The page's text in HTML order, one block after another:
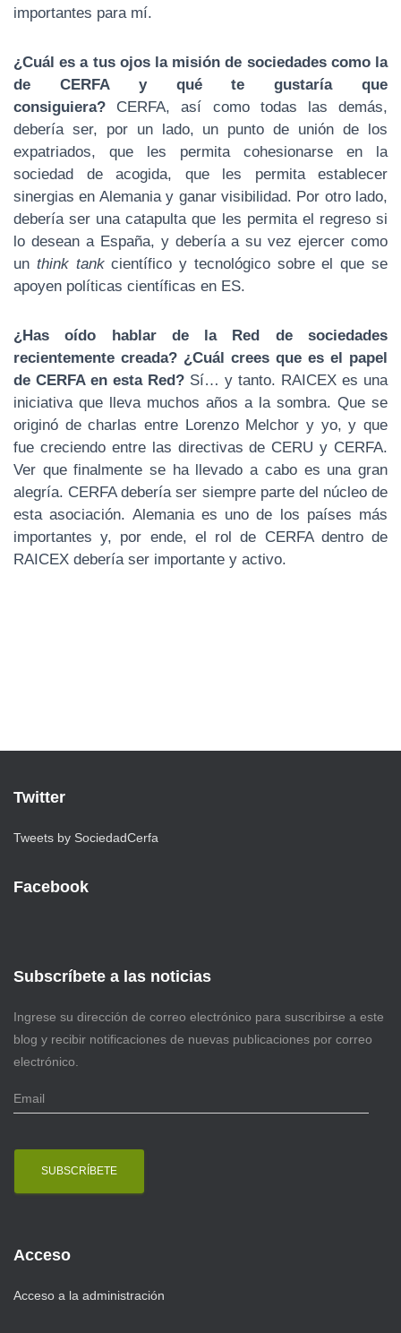
importantes para mí.
¿Cuál es a tus ojos la misión de sociedades como la
de CERFA y qué te gustaría que
consiguiera? CERFA, así como todas las demás,
debería ser, por un lado, un punto de unión de los
expatriados, que les permita cohesionarse en la
sociedad de acogida, que les permita establecer
sinergias en Alemania y ganar visibilidad. Por otro lado,
debería ser una catapulta que les permita el regreso si
lo desean a España, y debería a su vez ejercer como
un think tankcientífico y tecnológico sobre el que se
apoyen políticas científicas en ES.
¿Has oído hablar de la Red de sociedades
recientemente creada? ¿Cuál crees que es el papel
de CERFA en esta Red? Sí… y tanto. RAICEX es una
iniciativa que lleva muchos años a la sombra. Que se
originó de charlas entre Lorenzo Melchor y yo, y que
fue creciendo entre las directivas de CERU y CERFA.
Ver que finalmente se ha llevado a cabo es una gran
alegría. CERFA debería ser siempre parte del núcleo de
esta asociación. Alemania es uno de los países más
importantes y, por ende, el rol de CERFA dentro de
RAICEX debería ser importante y activo.
Twitter
Tweets by SociedadCerfa
Facebook
Subscríbete a las noticias
Ingrese su dirección de correo electrónico para suscribirse a este
blog y recibir notificaciones de nuevas publicaciones por correo
electrónico.
E
m
Acceso
Acceso a la administración